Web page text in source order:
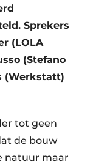
Sprekers
(LOLA
(Stefano
(Werkstatt)
tot geen
de bouw
natuur maar